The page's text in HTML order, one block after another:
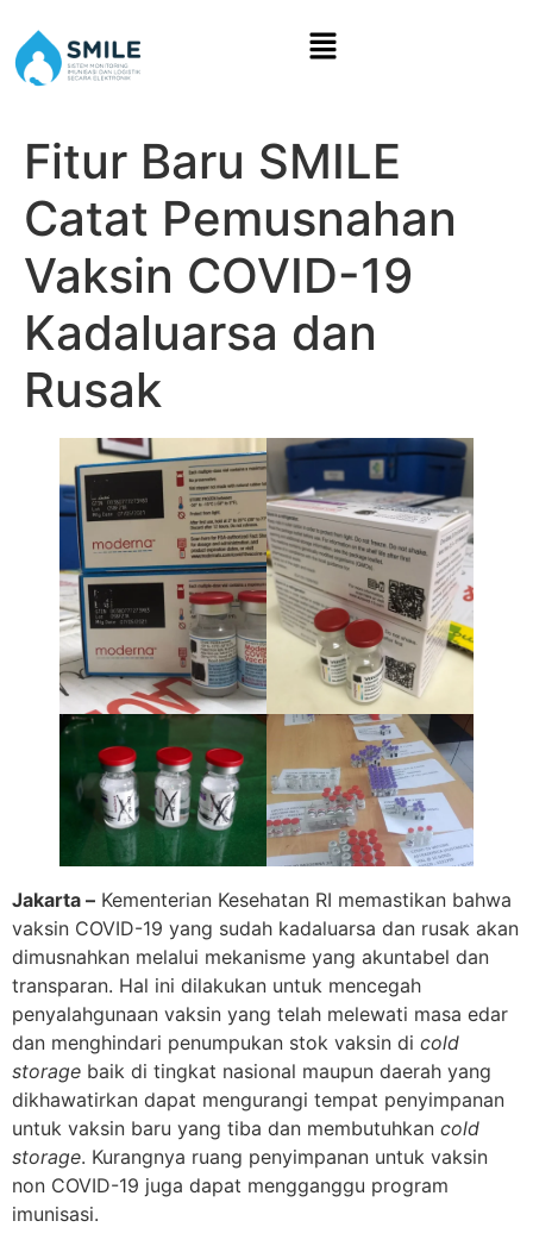
Fitur Baru SMILE
Catat Pemusnahan
Vaksin COVID-19
Kadaluarsa dan
Rusak
Jakarta – Kementerian Kesehatan RI memastikan bahwa
vaksin COVID-19 yang sudah kadaluarsa dan rusak akan
dimusnahkan melalui mekanisme yang akuntabel dan
transparan. Hal ini dilakukan untuk mencegah
penyalahgunaan vaksin yang telah melewati masa edar
dan menghindari penumpukan stok vaksin di cold
storage baik di tingkat nasional maupun daerah yang
dikhawatirkan dapat mengurangi tempat penyimpanan
untuk vaksin baru yang tiba dan membutuhkan cold
storage. Kurangnya ruang penyimpanan untuk vaksin
non COVID-19 juga dapat mengganggu program
imunisasi.